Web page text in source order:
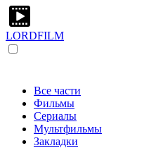
LORDFILM
Все части
Фильмы
Сериалы
Мультфильмы
Закладки